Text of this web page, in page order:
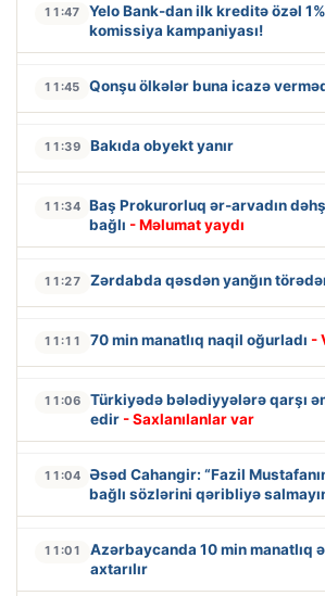
11:47
Yelo Bank-dan ilk kreditə özəl
komissiya kampaniyası!
11:45 Qonşu ölkələr buna icazə
11:39 Bakıda obyekt yanır
11:34 Baş Prokurorluq ər-arvadın
bağlı - Məlumat yaydı
11:27 Zərdabda qəsdən yanğın
11:11 70 min manatlıq naqil oğurladı -
11:06
Türkiyədə bələdiyyələrə qarşı
edir - Saxlanılanlar var
11:04
Əsəd Cahangir: “Fazil
bağlı sözlərini qəribliyə
11:01
Azərbaycanda 10 min manatlıq
axtarılır